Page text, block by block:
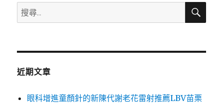
搜
尋
鍵
搜
近期文章
眼科增進童顏針的新陳代謝老花雷射推薦LBV苗栗